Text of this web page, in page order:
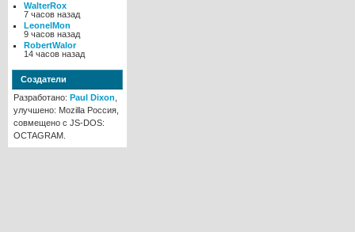
WalterRox
7 часов назад
LeonelMon
9 часов назад
RobertWalor
14 часов назад
Создатели
Разработано: Paul Dixon
улучшено: Mozilla Россия,
совмещено с JS-DOS:
OCTAGRAM.